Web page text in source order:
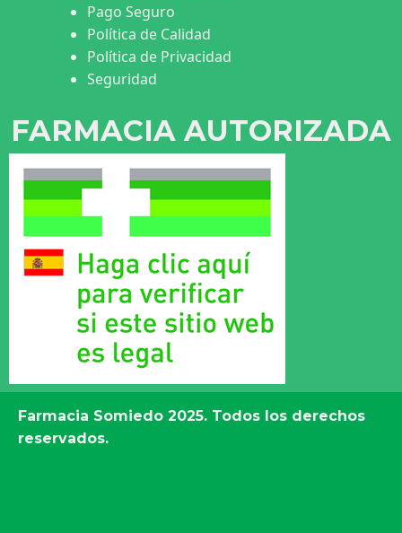
Pago Seguro
Política de Calidad
Política de Privacidad
Seguridad
FARMACIA AUTORIZADA
Farmacia Somiedo 2025. Todos los derechos
reservados.